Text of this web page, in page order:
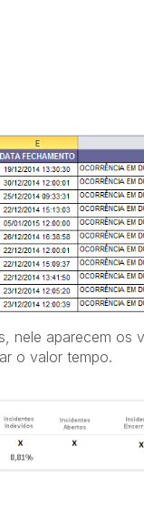
nele aparecem os
o valor tempo.